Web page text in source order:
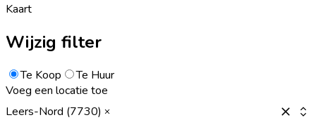
Kaart
Wijzig filter
Te Koop
Te Huur
Voeg een locatie toe
Leers-Nord (7730)